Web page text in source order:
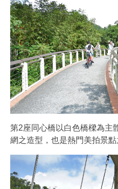
第2座同心橋以白色橋樑為主
網之造型，也是熱門美拍景點